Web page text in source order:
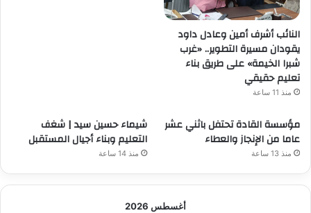
النائب أشرف أمين وعادل داود
يقودان مسيرة التطوير.. «غرب
شبرا الخيمة» على طريق بناء
تعليم حقيقي
منذ 11 ساعة
مؤسسة القادة تحتفل باثني عشر
عاما من الإنجاز والعطاء
منذ 13 ساعة
شيماء حسين سيد | شغف
التعليم وبناء أجيال المستقبل
منذ 14 ساعة
أغسطس 2026